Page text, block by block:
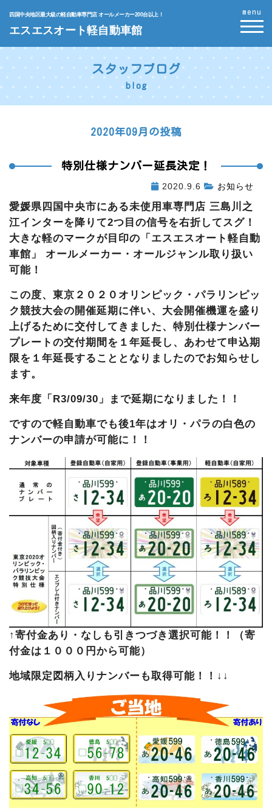
四国中央地区最大級の軽自動車専門店 オールメーカー200台以上！
エスエスオート軽自動車館
menu
スタッフブログ
blog
2020年09月の投稿
特別仕様ナンバー延長決定！
2020.9.6 お知らせ
愛媛県四国中央市にある未使用車専門店 三島川之
江インターを降りて2つ目の信号を右折してスグ！
大きな軽のマークが目印の「エスエスオート軽自動
車館」 オールメーカー・オールジャンル取り扱い
可能！
この度、東京２０２０オリンピック・パラリンピッ
ク競技大会の開催延期に伴い、大会開催機運を盛り
上げるために交付してきました、特別仕様ナンバー
プレートの交付期間を１年延長し、あわせて申込期
限を１年延長することとなりましたのでお知らせし
ます。
来年度「R3/09/30」まで延期になりました！！
ですので軽自動車でも後1年はオリ・パラの白色の
ナンバーの申請が可能に！！
↑寄付金あり・なしも引きつづき選択可能！！（寄
付金は１０００円から可能）
地域限定図柄入りナンバーも取得可能！！↓↓